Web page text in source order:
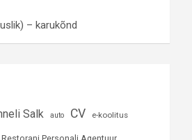
– karukõnd
Salk auto CV e-koolitus
Personali Agentuur